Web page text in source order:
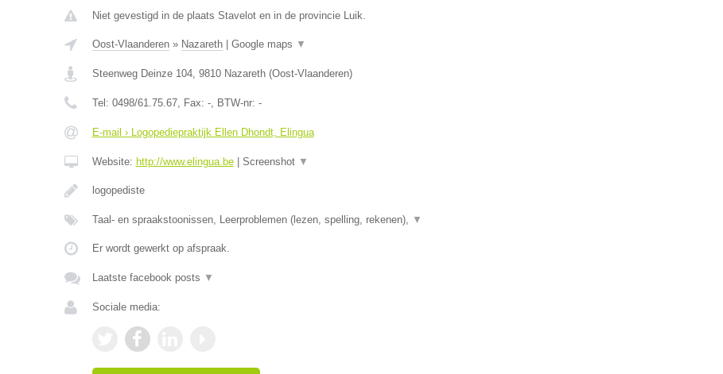
Niet gevestigd in de plaats Stavelot en in de provincie Luik.
Oost-Vlaanderen» Nazareth| Google maps ▼
Steenweg Deinze 104, 9810 Nazareth(Oost-Vlaanderen)
Tel: 0498/61.75.67, Fax: -, BTW-nr: -
E-mail › Logopediepraktijk Ellen Dhondt, Elingua
Website: http://www.elingua.be| Screenshot ▼
logopediste
Taal- en spraakstoonissen, Leerproblemen (lezen, spelling, rekenen), ▼
Er wordt gewerkt op afspraak.
Laatste facebook posts ▼
Sociale media: